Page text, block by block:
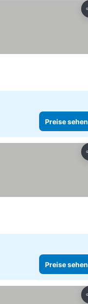
Preise sehen
Preise sehen